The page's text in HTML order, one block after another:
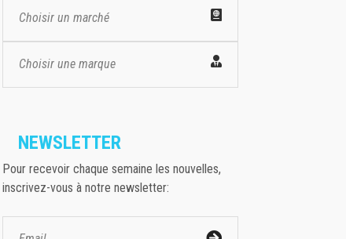
Choisir un marché
Choisir une marque
NEWSLETTER
Pour recevoir chaque semaine les nouvelles,
inscrivez-vous à notre newsletter: